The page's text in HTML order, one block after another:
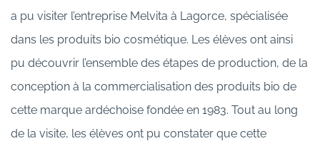
a pu visiter l’entreprise Melvita à Lagorce, spécialisée
dans les produits bio cosmétique. Les élèves ont ainsi
pu découvrir l’ensemble des étapes de production, de la
conception à la commercialisation des produits bio de
cette marque ardéchoise fondée en 1983. Tout au long
de la visite, les élèves ont pu constater que cette